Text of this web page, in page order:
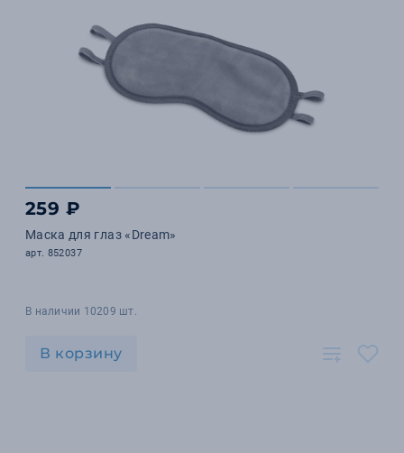
259 ₽
Маска для глаз «Dream»
арт. 852037
В наличии 10209 шт.
В корзину